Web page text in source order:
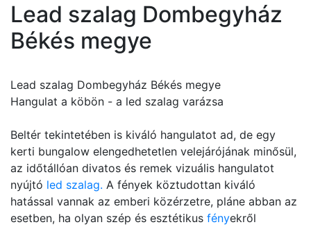
Lead szalag Dombegyház
Békés megye
Lead szalag Dombegyház Békés megye
Hangulat a köbön - a led szalag varázsa
Beltér tekintetében is kiváló hangulatot ad, de egy
kerti bungalow elengedhetetlen velejárójának minősül,
az időtállóan divatos és remek vizuális hangulatot
nyújtó led szalag. A fények köztudottan kiváló
hatással vannak az emberi közérzetre, pláne abban az
esetben, ha olyan szép és esztétikus fényekről